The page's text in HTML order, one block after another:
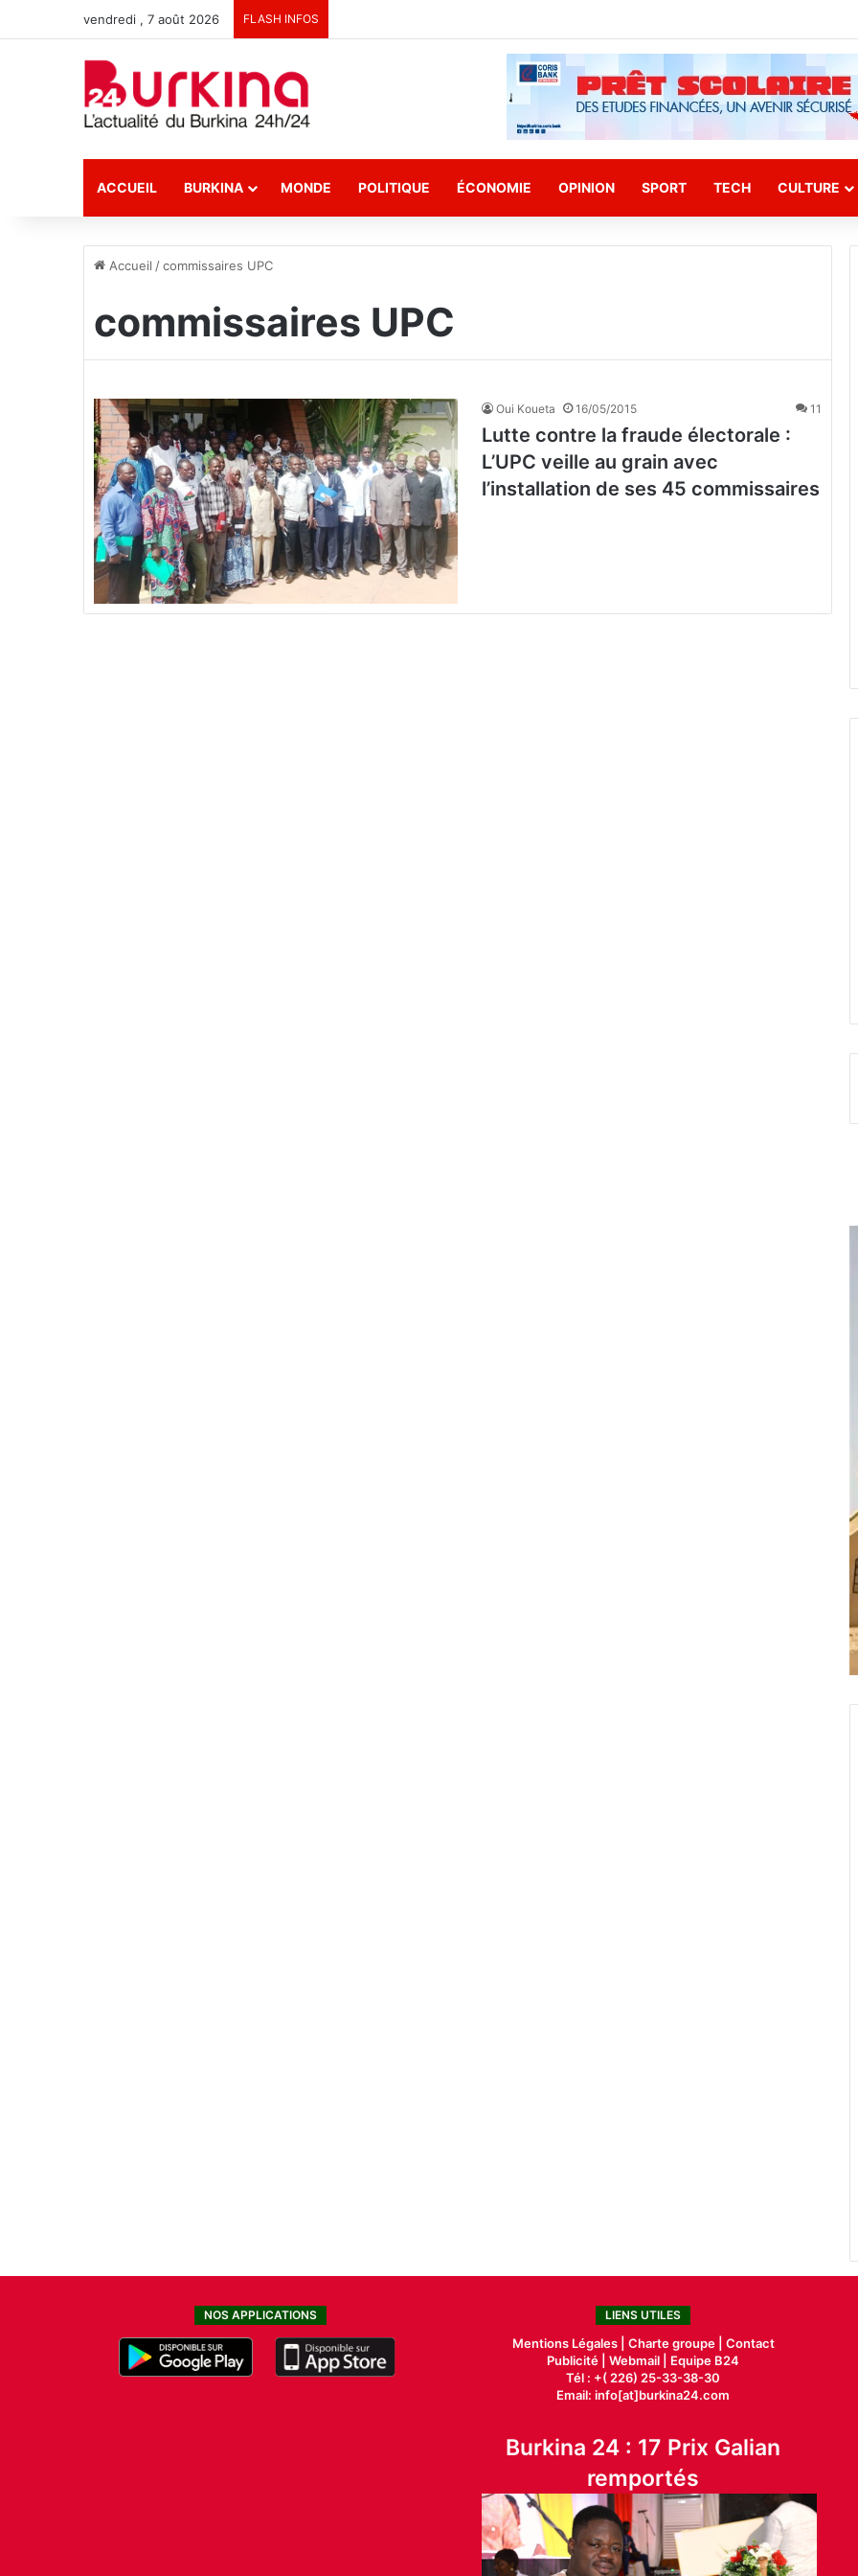
vendredi , 7 août 2026 FLASH INFOS
ACCUEIL BURKINA MONDE POLITIQUE ÉCONOMIE OPINION SPORT TECH CULTURE
Accueil /commissaires UPC
commissaires UPC
Oui Koueta 16/05/2015 11
Lutte contre la fraude électorale :
L’UPC veille au grain avec
l’installation de ses 45 commissaires
NOS APPLICATIONS LIENS UTILES
Mentions Légales | Charte groupe | Contact
Publicité |Webmail |
Equipe B24
Tél : +( 226) 25-33-38-30
Email: info[at]burkina24.com
Burkina 24 : 17 Prix Galian
remportés